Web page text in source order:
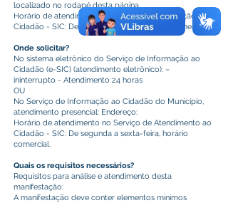
localizado no rodapé desta página.
Horário de atendimento no Serviço de Informação ao
Cidadão - SIC: De segunda a sexta, horário comercial.
Onde solicitar?
No sistema eletrônico do Serviço de Informação ao
Cidadão (e-SIC) (atendimento eletrônico): –
ininterrupto - Atendimento 24 horas
OU
No Serviço de Informação ao Cidadão do Município,
atendimento presencial: Endereço:
Horário de atendimento no Serviço de Atendimento ao
Cidadão - SIC: De segunda a sexta-feira, horário
comercial.
Quais os requisitos necessários?
Requisitos para análise e atendimento desta
manifestação:
A manifestação deve conter elementos mínimos